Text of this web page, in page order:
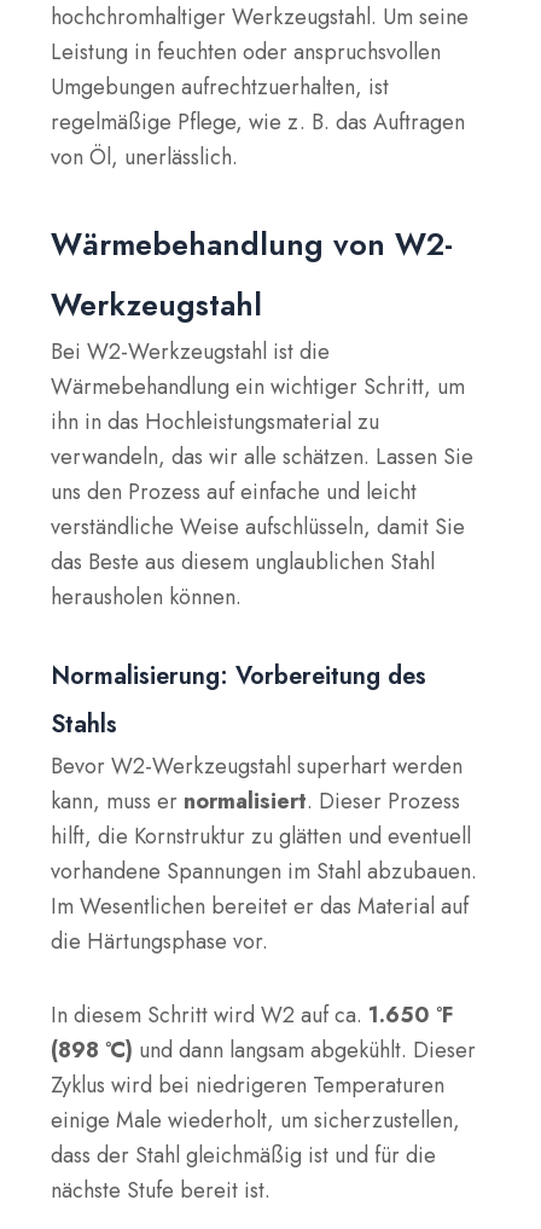
hochchromhaltiger Werkzeugstahl. Um seine
Leistung in feuchten oder anspruchsvollen
Umgebungen aufrechtzuerhalten, ist
regelmäßige Pflege, wie z. B. das Auftragen
von Öl, unerlässlich.
Wärmebehandlung von W2-
Werkzeugstahl
Bei W2-Werkzeugstahl ist die
Wärmebehandlung ein wichtiger Schritt, um
ihn in das Hochleistungsmaterial zu
verwandeln, das wir alle schätzen. Lassen Sie
uns den Prozess auf einfache und leicht
verständliche Weise aufschlüsseln, damit Sie
das Beste aus diesem unglaublichen Stahl
herausholen können.
Normalisierung: Vorbereitung des
Stahls
Bevor W2-Werkzeugstahl superhart werden
kann, muss er normalisiert. Dieser Prozess
hilft, die Kornstruktur zu glätten und eventuell
vorhandene Spannungen im Stahl abzubauen.
Im Wesentlichen bereitet er das Material auf
die Härtungsphase vor.
In diesem Schritt wird W2 auf ca. 1.650 °F
(898 °C) und dann langsam abgekühlt. Dieser
Zyklus wird bei niedrigeren Temperaturen
einige Male wiederholt, um sicherzustellen,
dass der Stahl gleichmäßig ist und für die
nächste Stufe bereit ist.